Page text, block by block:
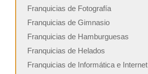
Franquicias de Fotografía
Franquicias de Gimnasio
Franquicias de Hamburguesas
Franquicias de Helados
Franquicias de Informática e Internet